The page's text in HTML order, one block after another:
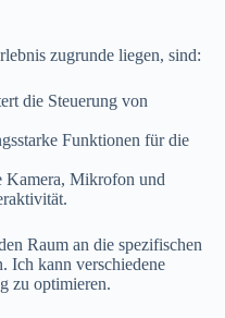
zugrunde liegen, sind:
die Steuerung von
Funktionen für die
Kamera, Mikrofon und
Raum an die spezifischen
Ich kann verschiedene
zu optimieren.